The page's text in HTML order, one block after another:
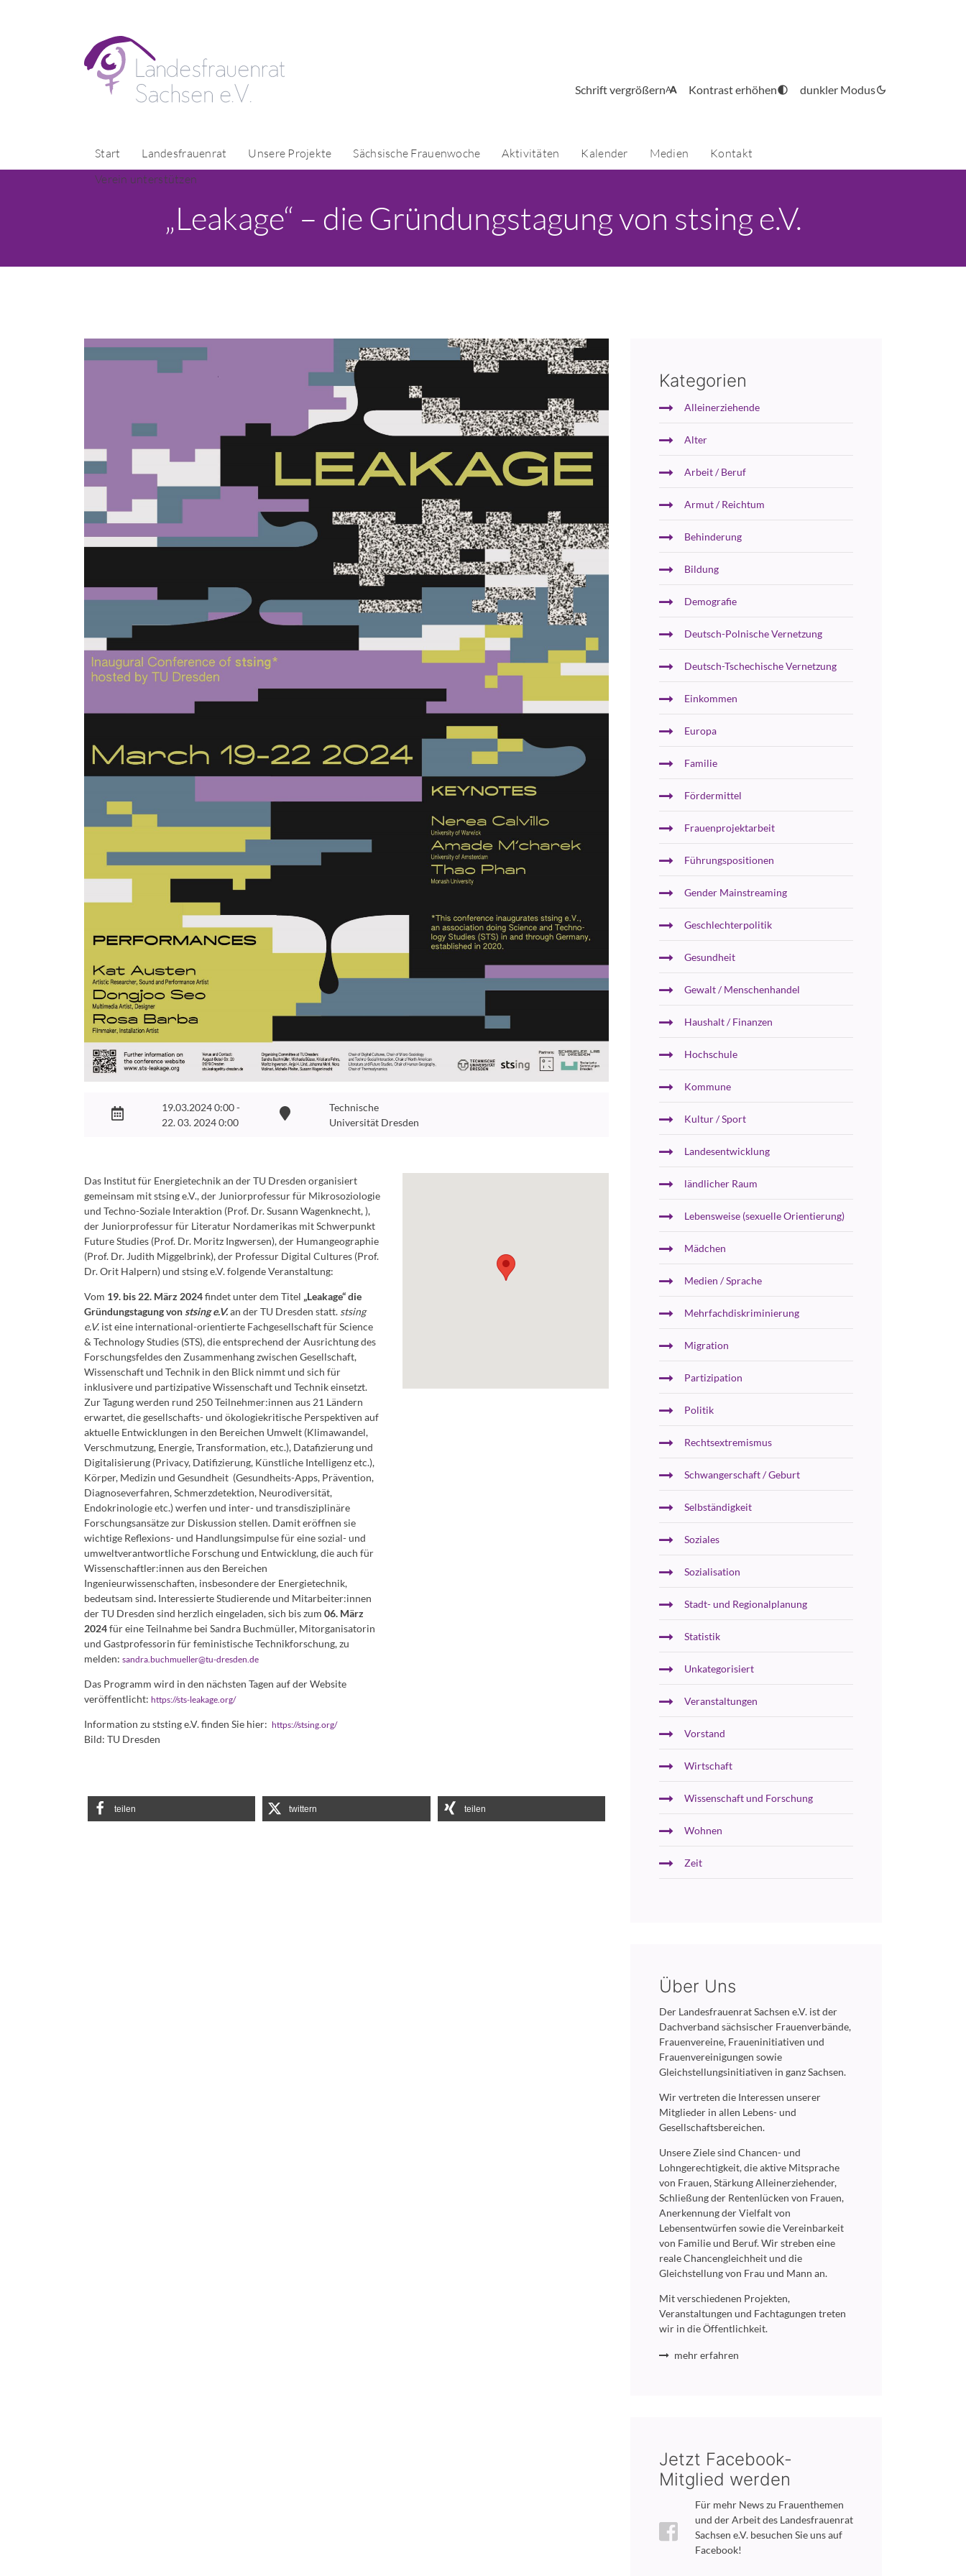
Schrift vergrößern Kontrast erhöhen dunkler Modus
Start Landesfrauenrat Unsere Projekte Sächsische Frauenwoche Aktivitäten Kalender Medien
Kontakt
Verein unterstützen
„Leakage“ – die Gründungstagung von stsing e.V.
19.03.2024 0:00 -
22. 03. 2024 0:00
Technische
Universität Dresden
Das Institut für Energietechnik an der TU Dresden organisiert
gemeinsam mit stsing e.V., der Juniorprofessur für Mikrosoziologie
und Techno-Soziale Interaktion (Prof. Dr. Susann Wagenknecht, ),
der Juniorprofessur für Literatur Nordamerikas mit Schwerpunkt
Future Studies (Prof. Dr. Moritz Ingwersen), der Humangeographie
(Prof. Dr. Judith Miggelbrink), der Professur Digital Cultures (Prof.
Dr. Orit Halpern) und stsing e.V. folgende Veranstaltung:
Vom 19. bis 22. März 2024findet unter dem Titel „Leakage“ die
Gründungstagung von stsing e.V.an der TU Dresden statt. stsing
e.V. ist eine international-orientierte Fachgesellschaft für Science
& Technology Studies (STS), die entsprechend der Ausrichtung des
Forschungsfeldes den Zusammenhang zwischen Gesellschaft,
Wissenschaft und Technik in den Blick nimmt und sich für
inklusivere und partizipative Wissenschaft und Technik einsetzt.
Zur Tagung werden rund 250 Teilnehmer:innen aus 21 Ländern
erwartet, die gesellschafts- und ökologiekritische Perspektiven auf
aktuelle Entwicklungen in den Bereichen Umwelt (Klimawandel,
Verschmutzung, Energie, Transformation, etc.), Datafizierung und
Digitalisierung (Privacy, Datifizierung, Künstliche Intelligenz etc.),
Körper, Medizin und Gesundheit (Gesundheits-Apps, Prävention,
Diagnoseverfahren, Schmerzdetektion, Neurodiversität,
Endokrinologie etc.) werfen und inter- und transdisziplinäre
Forschungsansätze zur Diskussion stellen. Damit eröffnen sie
wichtige Reflexions- und Handlungsimpulse für eine sozial- und
umweltverantwortliche Forschung und Entwicklung, die auch für
Wissenschaftler:innen aus den Bereichen
Ingenieurwissenschaften, insbesondere der Energietechnik,
bedeutsam sind. Interessierte Studierende und Mitarbeiter:innen
der TU Dresden sind herzlich eingeladen, sich bis zum 06. März
2024für eine Teilnahme bei Sandra Buchmüller, Mitorganisatorin
und Gastprofessorin für feministische Technikforschung, zu
melden: sandra.buchmueller@tu-dresden.de
Das Programm wird in den nächsten Tagen auf der Website
veröffentlicht: https://sts-leakage.org/
Information zu ststing e.V. finden Sie hier: https://stsing.org/
Bild: TU Dresden
teilen twittern teilen
Kategorien
Alleinerziehende
Alter
Arbeit / Beruf
Armut / Reichtum
Behinderung
Bildung
Demografie
Deutsch-Polnische Vernetzung
Deutsch-Tschechische Vernetzung
Einkommen
Europa
Familie
Fördermittel
Frauenprojektarbeit
Führungspositionen
Gender Mainstreaming
Geschlechterpolitik
Gesundheit
Gewalt / Menschenhandel
Haushalt / Finanzen
Hochschule
Kommune
Kultur / Sport
Landesentwicklung
ländlicher Raum
Lebensweise (sexuelle Orientierung)
Mädchen
Medien / Sprache
Mehrfachdiskriminierung
Migration
Partizipation
Politik
Rechtsextremismus
Schwangerschaft / Geburt
Selbständigkeit
Soziales
Sozialisation
Stadt- und Regionalplanung
Statistik
Unkategorisiert
Veranstaltungen
Vorstand
Wirtschaft
Wissenschaft und Forschung
Wohnen
Zeit
Über Uns
Der Landesfrauenrat Sachsen e.V. ist der
Dachverband sächsischer Frauenverbände,
Frauenvereine, Fraueninitiativen und
Frauenvereinigungen sowie
Gleichstellungsinitiativen in ganz Sachsen.
Wir vertreten die Interessen unserer
Mitglieder in allen Lebens- und
Gesellschaftsbereichen.
Unsere Ziele sind Chancen- und
Lohngerechtigkeit, die aktive Mitsprache
von Frauen, Stärkung Alleinerziehender,
Schließung der Rentenlücken von Frauen,
Anerkennung der Vielfalt von
Lebensentwürfen sowie die Vereinbarkeit
von Familie und Beruf. Wir streben eine
reale Chancengleichheit und die
Gleichstellung von Frau und Mann an.
Mit verschiedenen Projekten,
Veranstaltungen und Fachtagungen treten
wir in die Öffentlichkeit.
mehr erfahren
Jetzt Facebook-
Mitglied werden
Für mehr News zu Frauenthemen
und der Arbeit des Landesfrauenrat
Sachsen e.V. besuchen Sie uns auf
Facebook!